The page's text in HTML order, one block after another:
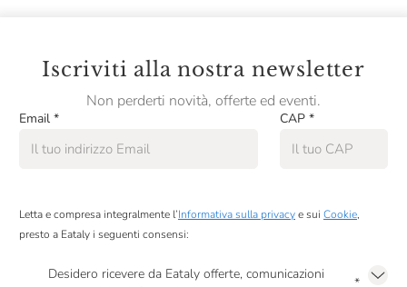
Iscriviti alla nostra newsletter
Non perderti novità, offerte ed eventi.
Email * CAP *
Letta e compresa integralmente l’Informativa sulla privacye sui Cookie,
presto a Eataly i seguenti consensi:
Desidero ricevere da Eataly offerte, comunicazioni
*